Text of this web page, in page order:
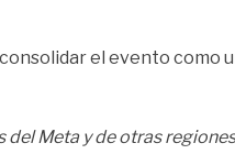
el evento como
Meta y de otras